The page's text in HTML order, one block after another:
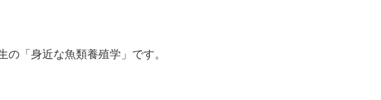
「身近な魚類養殖学」です。